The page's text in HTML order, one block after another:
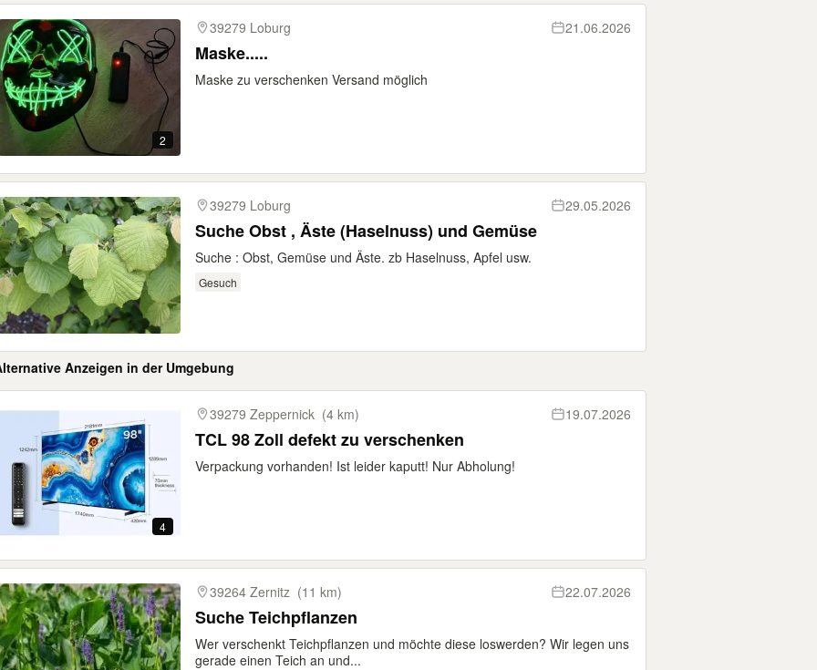
2
39279 Loburg 21.06.2026
Maske.....
Maske zu verschenken Versand möglich
39279 Loburg 29.05.2026
Suche Obst , Äste (Haselnuss) und Gemüse
Suche : Obst, Gemüse und Äste. zb Haselnuss, Apfel usw.
Gesuch
Anzeigen in der Umgebung
4
39279 Zeppernick (4 km) 19.07.2026
TCL 98 Zoll defekt zu verschenken
Verpackung vorhanden! Ist leider kaputt! Nur Abholung!
39264 Zernitz (11 km) 22.07.2026
Suche Teichpflanzen
Wer verschenkt Teichpflanzen und möchte diese loswerden? Wir legen uns
gerade einen Teich an und...